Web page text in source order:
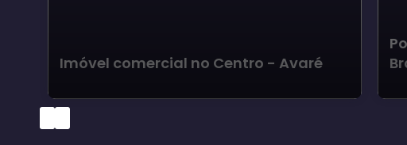
Imóvel comercial no Centro - Avaré